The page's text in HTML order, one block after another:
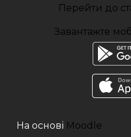
Перейти до
Завантажте
На основі Moodle